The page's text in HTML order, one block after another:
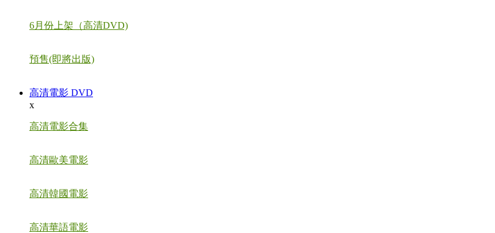
6月份上架（高清DVD)
預售(即將出版)
高清電影 DVD
x
高清電影合集
高清歐美電影
高清韓國電影
高清華語電影